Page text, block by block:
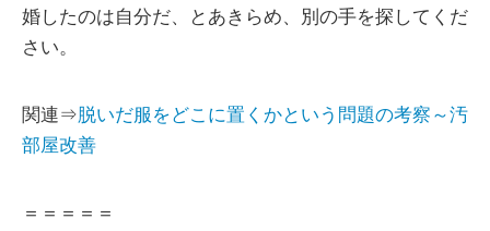
婚したのは自分だ、とあきらめ、別の手を探してくだ
さい。
関連⇒脱いだ服をどこに置くかという問題の考察～汚
部屋改善
＝＝＝＝＝